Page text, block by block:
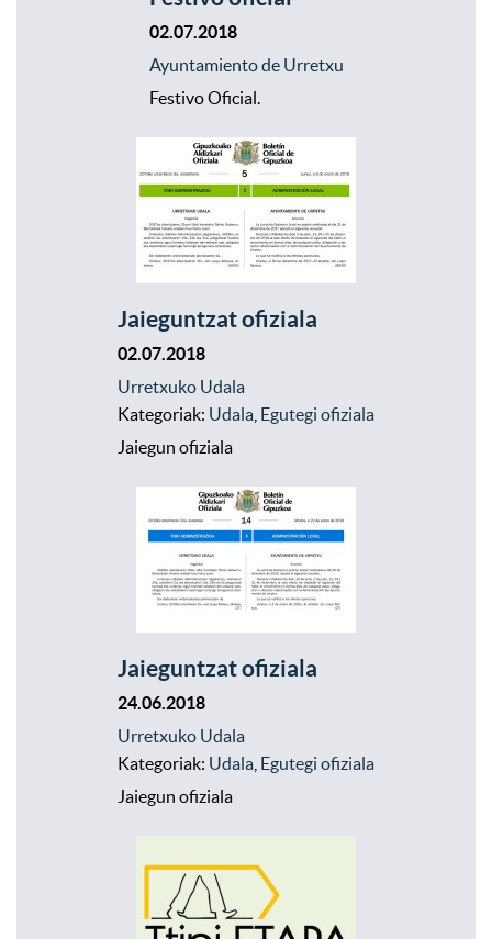
02.07.2018
Ayuntamiento de Urretxu
Festivo Oficial.
Jaieguntzat ofiziala
02.07.2018
Urretxuko Udala
Kategoriak: Udala Egutegi ofiziala
Jaiegun ofiziala
Jaieguntzat ofiziala
24.06.2018
Urretxuko Udala
Kategoriak: Udala Egutegi ofiziala
Jaiegun ofiziala